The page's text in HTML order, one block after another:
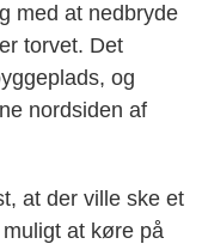
med at nedbryde
torvet. Det
og
nordsiden af
at der ville ske et
at køre på